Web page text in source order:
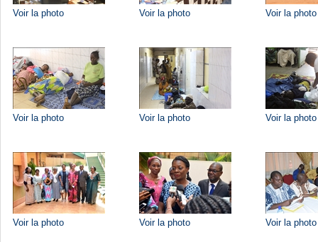
Voir la photo Voir la photo Voir la photo
Voir la photo Voir la photo Voir la photo
Voir la photo Voir la photo Voir la photo